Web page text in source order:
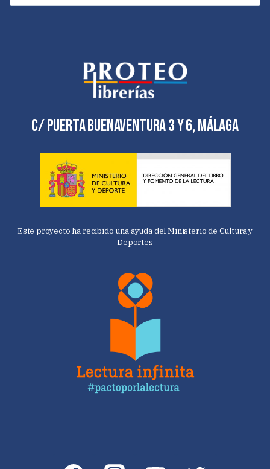
C/ Puerta Buenaventura 3 y 6, Málaga
Este proyecto ha recibido una ayuda del Ministerio de Cultura y
Deportes